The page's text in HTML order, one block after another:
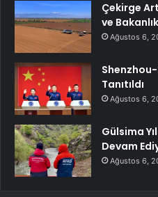
Çekirge
ve
Ağustos 6,
Tanıtıldı
Ağustos 6,
Gülsima
Devam
Ağustos 6,